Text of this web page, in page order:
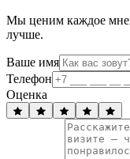
Мы ценим каждое
лучше.
Ваше имя
Телефон
Оценка